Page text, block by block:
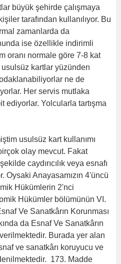
büyük şehirde çalışmaya
tarafından kullanılıyor. Bu
zamanlarda da
ise özellikle indirimli
oranı normale göre 7-8 kat
kartlar yüzünden
ne de
Her servis mutlaka
ediyorlar. Yolcularla tartışma
usulsüz kart kullanımı
olay mevcut. Fakat
caydırıcılık veya esnafı
Oysaki Anayasamızın 4'üncü
Hükümlerin 2'nci
Hükümler bölümünün VI.
Ve Sanatkârın Korunması
da Esnaf Ve Sanatkârın
Burada yer alan
ve sanatkârı koruyucu ve
173. Madde